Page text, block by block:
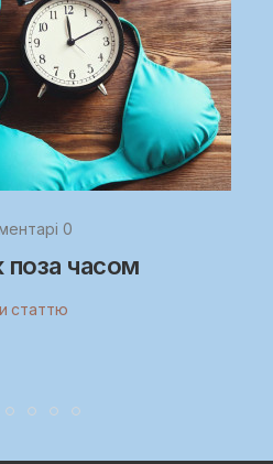
0
поза часом
статтю